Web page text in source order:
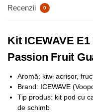
Recenzii 0
Kit ICEWAVE
Passion Fruit
Aromă: kiwi acrișor,
Brand: ICEWAVE
Tip produs: kit pod cu
de schimb